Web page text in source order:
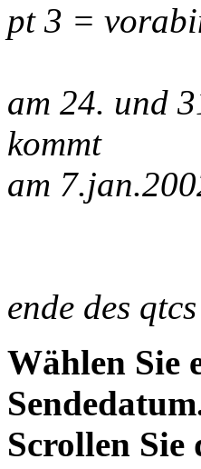
pt 3 =
am 24. und
kommt
am
ende des
Wählen Sie
Scrollen Sie